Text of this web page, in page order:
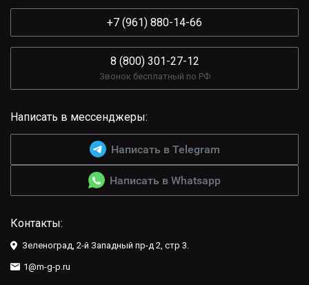
+7 (961) 880-14-66
8 (800) 301-27-12
Звонок бесплатный по РФ
Написать в мессенджеры:
Написать в Telegram
Написать в Whatsapp
Контакты:
Зеленоград, 2-й Западный пр-д 2, стр 3.
1@m-g-p.ru